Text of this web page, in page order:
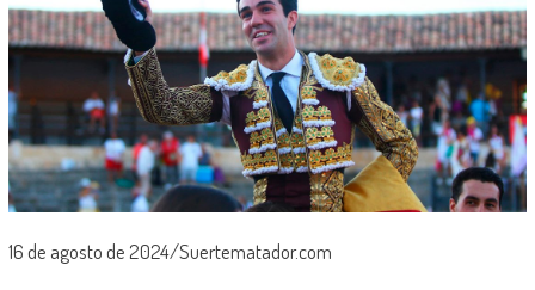
16 de agosto de 2024/Suertematador.com